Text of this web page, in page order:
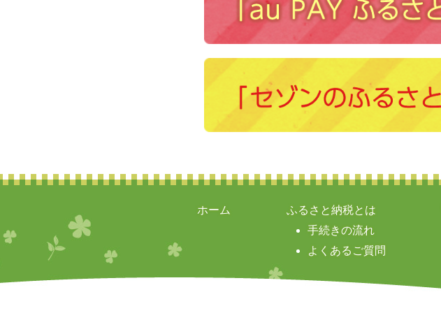
ホーム
ふるさと納税とは
手続きの流れ
よくあるご質問